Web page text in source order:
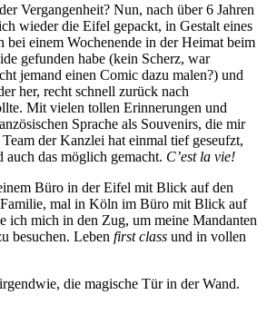
Vergangenheit? Nun, nach über 6 Jahren
wieder die Eifel gepackt, in Gestalt eines
bei einem Wochenende in der Heimat beim
gefunden habe (kein Scherz, war
jemand einen Comic dazu malen?) und
her, recht schnell zurück nach
Mit vielen tollen Erinnerungen und
Sprache als Souvenirs, die mir
der Kanzlei hat einmal tief geseufzt,
das möglich gemacht. C’est la vie!
Büro in der Eifel mit Blick auf den
mal in Köln im Büro mit Blick auf
ich mich in den Zug, um meine Mandanten
besuchen. Leben first class und in vollen
die magische Tür in der Wand.